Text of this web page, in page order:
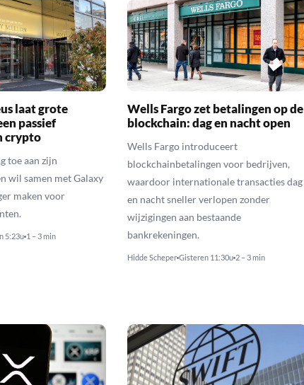
laat grote
passief
crypto
toe aan zijn
wil samen met Galaxy
maken voor
5:23u 1 – 3 min
Wells Fargo zet betalingen op de
blockchain: dag en nacht open
Wells Fargo introduceert
blockchainbetalingen voor bedrijven,
waardoor internationale transacties dag
en nacht sneller verlopen zonder
wijzigingen aan bestaande
bankrekeningen.
Hidde Scheper Gisteren 11:30u 2 – 3 min